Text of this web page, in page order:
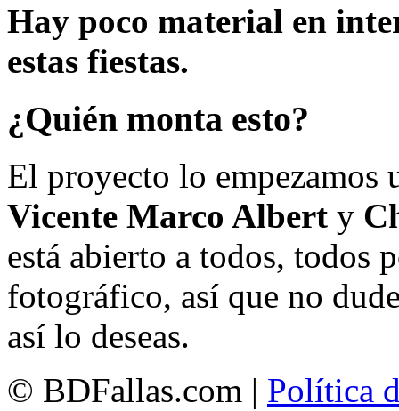
Hay poco material en
estas fiestas.
¿Quién monta esto?
El proyecto lo empezamos
Vicente Marco Albert y
está abierto a todos, todos
fotográfico, así que no
así lo deseas.
© BDFallas.com | Política